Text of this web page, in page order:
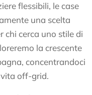
flessibili, le case
una scelta
chi cerca uno stile di
la crescente
concentrandoci
off-grid.